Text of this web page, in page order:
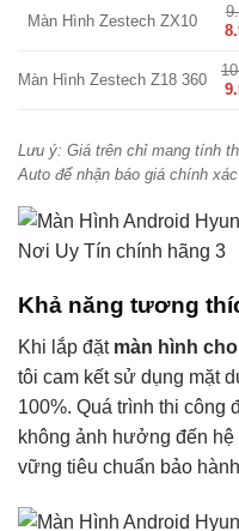
Màn Hình Zestech ZX10
Màn Hình Zestech Z18 360
Lưu ý: Giá trên chỉ mang tính
Auto để nhận báo giá chính
Khả năng tương
Khi lắp đặt màn hình
tôi cam kết sử dụng mặt
100%. Quá trình thi công
không ảnh hưởng đến
vững tiêu chuẩn bảo